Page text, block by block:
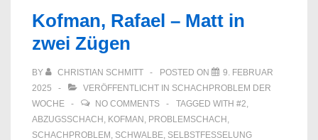
Kofman, Rafael – Matt in
zwei Zügen
BY CHRISTIAN SCHMITT POSTED ON
9. FEBRUAR
2025
VERÖFFENTLICHT IN SCHACHPROBLEM DER
WOCHE
NO COMMENTS TAGGED WITH #2,
ABZUGSSCHACH , KOFMAN , PROBLEMSCHACH ,
SCHACHPROBLEM , SCHWALBE, SELBSTFESSELUNG